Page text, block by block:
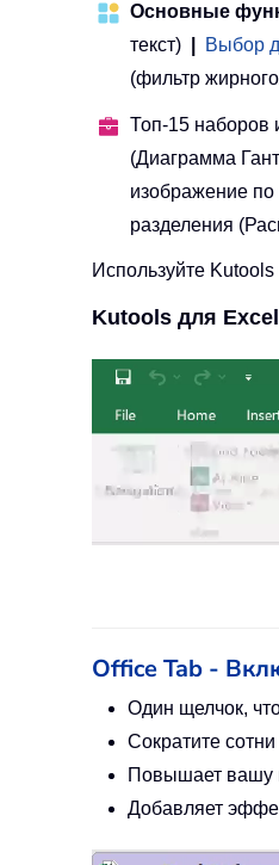
Основные
текст)
Выбор
(фильтр
Топ-15 наборов
(Диаграмма
изображение
разделения
Используйте
Kutools для
Office Tab -
Один щелчок,
Сократите
Повышает вашу
Добавляет